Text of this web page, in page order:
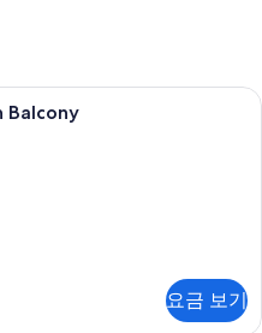
고급 침구, 필로우탑 침대, 객실 내 금고
Balcony
요금 보기